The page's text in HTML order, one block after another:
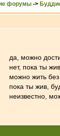
форумы ->
да, можно
нет, пока ты
можно жить
пока ты жив,
неизвестно,